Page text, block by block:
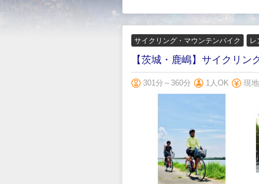
サイクリング・マウンテンバイク レ
【茨城・鹿嶋】サイクリン
301分～360分 1人OK 現